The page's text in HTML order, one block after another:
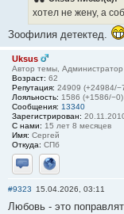
хотел не жену, а
Зоофилия детектед.
Uksus
Автор темы, Администратор
Возраст: 62
Репутация: 24909 (+24984/
Лояльность: 1586 (+1586/−0)
Сообщения: 13340
Зарегистрирован:
С нами: 15 лет 8 месяцев
Имя: Сергей
Откуда: СПб
Отправить личное
Сайт
#9323 15.04.2026, 03:11
Любовь - это